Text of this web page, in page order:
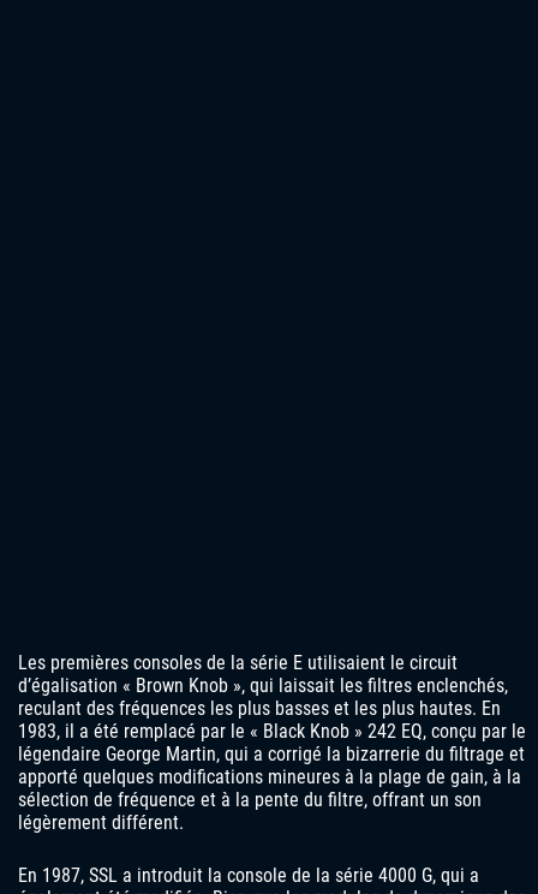
Les premières consoles de la série E utilisaient le circuit
d’égalisation « Brown Knob », qui laissait les filtres enclenchés,
reculant des fréquences les plus basses et les plus hautes. En
1983, il a été remplacé par le « Black Knob » 242 EQ, conçu par le
légendaire George Martin, qui a corrigé la bizarrerie du filtrage et
apporté quelques modifications mineures à la plage de gain, à la
sélection de fréquence et à la pente du filtre, offrant un son
légèrement différent.
En 1987, SSL a introduit la console de la série 4000 G, qui a